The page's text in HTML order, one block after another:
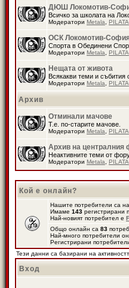
ДЮШ Локомотив-
Всичко за школата на
Модератори Metala PILATA
ОСК Локомотив-
Спорта в Обединени
Модератори Metala PILATA
Нещата от живота
Всякакви теми и събития
Модератори Metala PILATA
Архив
Отминали мачове
Т.е. по-старите мачове.
Модератори Metala PILATA
Архив на централния
Неактивните теми от
Модератори Metala PILATA
Кой е онлайн?
Нашите потребители са
Имаме 143 регистрирани
Най-новият потребител е
Общо онлайн са 83
Най-много потребители
Регистрирани
Тези данни са базирани на
Вход